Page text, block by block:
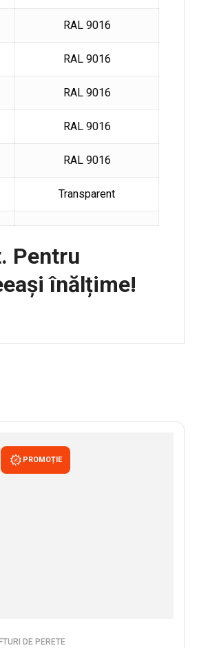
RAL 9016
RAL 9016
RAL 9016
RAL 9016
RAL 9016
Transparent
Pentru
înălțime!
PROMOȚIE
DE PERETE